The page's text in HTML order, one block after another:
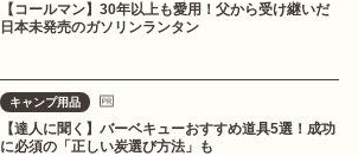
【コールマン】30年以上も愛用！父から受け継いだ
日本未発売のガソリンランタン
キャンプ用品
【達人に聞く】バーベキューおすすめ道具5選！成功
に必須の「正しい炭選び方法」も